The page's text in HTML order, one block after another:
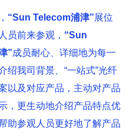
“Sun Telecom浦津”展位
员前来参观， “Sun
”成员耐心、详细地为每一
绍我司背景、“一站式”光纤
以及对应产品，主动对产品
，更生动地介绍产品特点优
助参观人员更好地了解产品